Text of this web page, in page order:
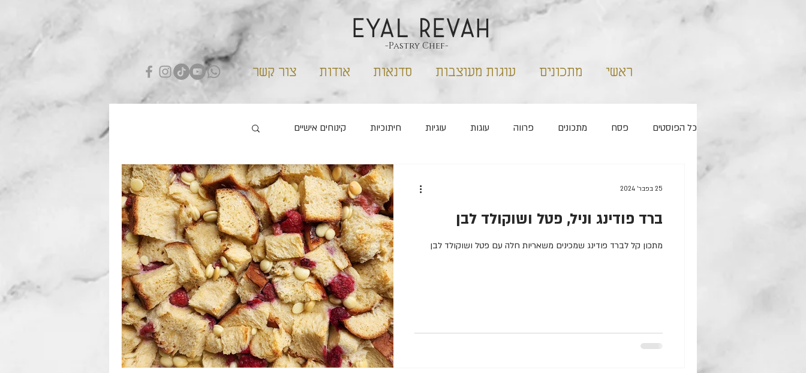
EYAL REVAH
-Pastry Chef-
ראשי מתכונים עוגות מעוצבות סדנאות אודות צור קשר
כל הפוסטים פסח מתכונים פרווה עוגות עוגיות חיתוכיות קינוחים אישיים
שבועות פורים
ראש השנה מלוחים
ברד פודינג וניל, פטל ושוקולד לבן
מתכון קל לברד פודינג שמכינים משאריות חלה עם פטל ושוקולד לבן
25 בפבר׳ 2024